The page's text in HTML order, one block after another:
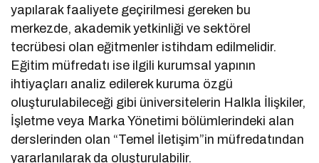
yapılarak faaliyete geçirilmesi gereken bu
merkezde, akademik yetkinliği ve sektörel
tecrübesi olan eğitmenler istihdam edilmelidir.
Eğitim müfredatı ise ilgili kurumsal yapının
ihtiyaçları analiz edilerek kuruma özgü
oluşturulabileceği gibi üniversitelerin Halkla İlişkiler,
İşletme veya Marka Yönetimi bölümlerindeki alan
derslerinden olan “Temel İletişim”in müfredatından
yararlanılarak da oluşturulabilir.